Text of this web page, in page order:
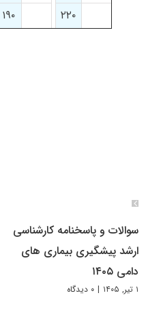
۲۲۰
۱۹۰
سوالات و پاسخنامه کارشناسی
ارشد پیشگیری بیماری های
دامی ۱۴۰۵
۱ تیر, ۱۴۰۵ | ۰ دیدگاه